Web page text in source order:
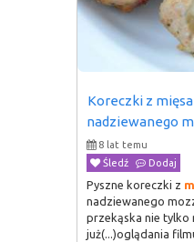
Koreczki z
nadziewanego
8 lat temu
Śledź
Dodaj
Pyszne koreczki z
nadziewanego
przekąska nie tylko
już(...)oglądania